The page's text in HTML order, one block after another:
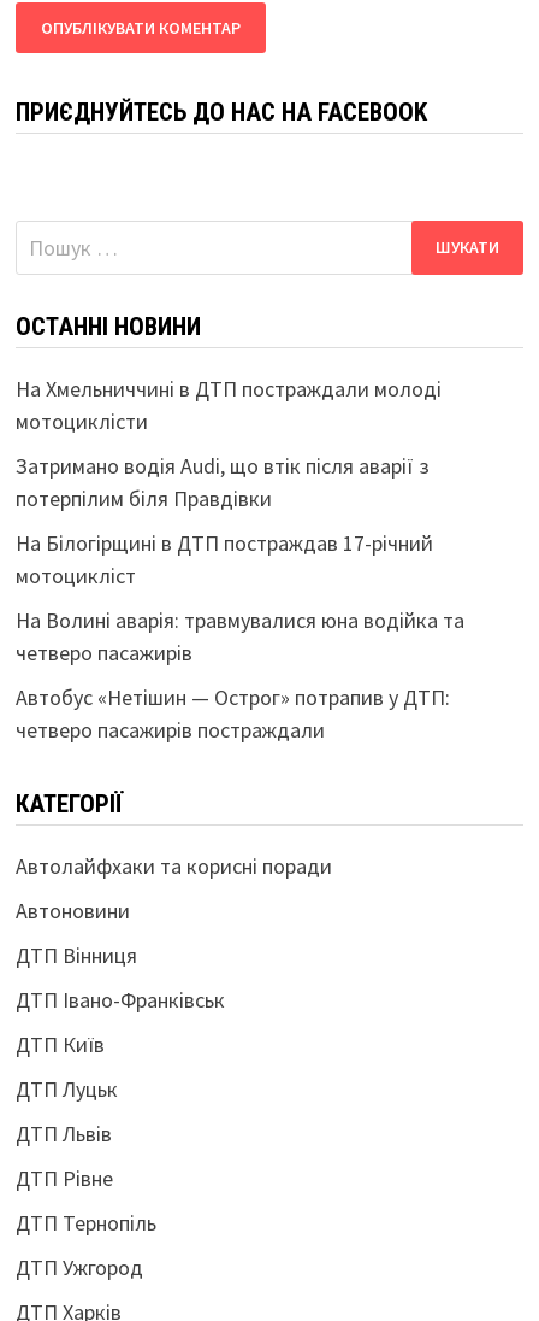
ПРИЄДНУЙТЕСЬ ДО НАС НА FACEBOOK
Пошук:
ОСТАННІ НОВИНИ
На Хмельниччині в ДТП постраждали молоді
мотоциклісти
Затримано водія Audi, що втік після аварії з
потерпілим біля Правдівки
На Білогірщині в ДТП постраждав 17-річний
мотоцикліст
На Волині аварія: травмувалися юна водійка та
четверо пасажирів
Автобус «Нетішин — Острог» потрапив у ДТП:
четверо пасажирів постраждали
КАТЕГОРІЇ
Автолайфхаки та корисні поради
Автоновини
ДТП Вінниця
ДТП Івано-Франківськ
ДТП Київ
ДТП Луцьк
ДТП Львів
ДТП Рівне
ДТП Тернопіль
ДТП Ужгород
ДТП Харків